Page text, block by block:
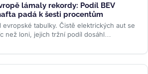
lámaly rekordy: Podíl BEV
padá k šesti procentům
tabulky. Čistě elektrických aut se
než loni, jejich tržní podíl dosáhl